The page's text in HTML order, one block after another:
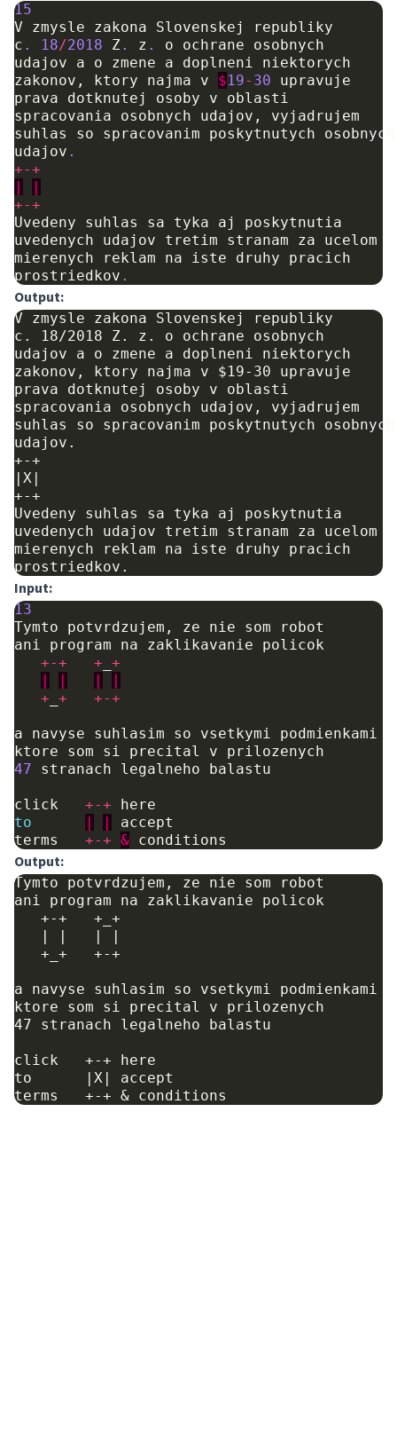
15
V
zmysle zakona Slovenskej
republiky
c . 18/2018 Z. z . o ochrane
osobnych
udajov
a o zmene a doplneni
niektorych
zakonov , ktory najma v $19- 30
upravuje
prava
dotknutej osoby v
oblasti
spracovania
osobnych udajov ,
vyjadrujem
suhlas
so spracovanim poskytnutych
osobnych
udajov .
+-+
|
|
+-+
Uvedeny
suhlas sa tyka aj poskytnutia
uvedenych
udajov tretim stranam za
ucelom
mierenych
reklam na iste druhy
pracich
prostriedkov .
Output:
V zmysle zakona Slovenskej republiky
c. 18/2018 Z. z. o ochrane osobnych
udajov a o zmene a doplneni niektorych
zakonov, ktory najma v $19-30 upravuje
prava dotknutej osoby v oblasti
spracovania osobnych udajov, vyjadrujem
suhlas so spracovanim poskytnutych osobnych
udajov.
+-+
|X|
+-+
Uvedeny suhlas sa tyka aj poskytnutia
uvedenych udajov tretim stranam za ucelom
mierenych reklam na iste druhy pracich
Input:
13
Tymto
potvrdzujem , ze nie som
robot
ani
program na zaklikavanie
policok
+-+
+ +
|
| |
|
+ + +-+
a navyse suhlasim so vsetkymi
podmienkami
ktore
som si precital v
prilozenych
47
stranach legalneho balastu
click +-+
here
to
| |
accept
terms
+-+ & conditions
Output:
Tymto potvrdzujem, ze nie som robot
ani program na zaklikavanie policok
   +-+   +_+
   | |   | |
   +_+   +-+
a navyse suhlasim so vsetkymi podmienkami
ktore som si precital v prilozenych
47 stranach legalneho balastu
click   +-+ here
to      |X| accept